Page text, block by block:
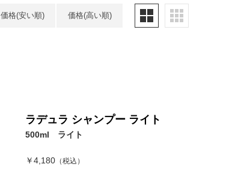
価格(安い順) 価格(高い順)
ラデュラ シャンプー ライト
500ml ライト
￥4,180 （税込）